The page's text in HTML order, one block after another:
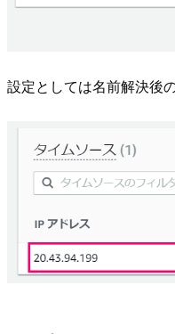
設定としては名前解決後